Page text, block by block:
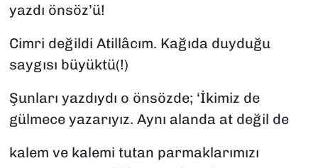
yazdı önsöz’ü!
Cimri değildi Atillâcım. Kağıda duyduğu
saygısı büyüktü(!)
Şunları yazdıydı o önsözde; ‘İkimiz de
gülmece yazarıyız. Aynı alanda at değil de
kalem ve kalemi tutan parmaklarımızı